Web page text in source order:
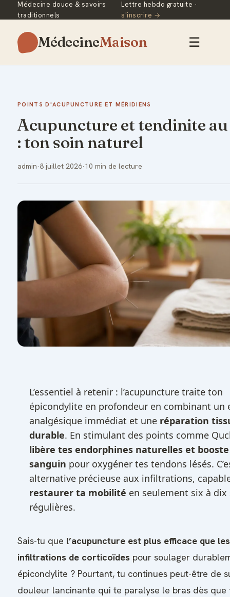
Médecine douce & savoirs
traditionnels
Lettre hebdo gratuite ·
s'inscrire →
MédecineMaison ☰
POINTS D'ACUPUNCTURE ET MÉRIDIENS
Acupuncture et tendinite au
: ton soin naturel
admin·8 juillet 2026·10 min de lecture
L’essentiel à retenir : l’acupuncture traite ton
épicondylite en profondeur en combinant un
analgésique immédiat et une réparation
durable. En stimulant des points comme
libère tes endorphines naturelles et
sanguin pour oxygéner tes tendons lésés.
alternative précieuse aux infiltrations,
restaurer ta mobilité en seulement six à dix
régulières.
Sais-tu que l’acupuncture est plus efficace que les
infiltrations de corticoïdes pour soulager
épicondylite ? Pourtant, tu continues peut-être de
douleur lancinante qui te paralyse le bras dès que